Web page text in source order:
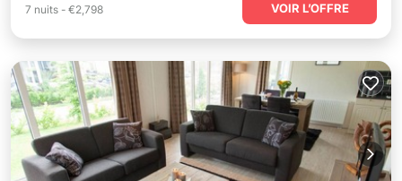
7 nuits - €2,798 VOIR L’OFFRE